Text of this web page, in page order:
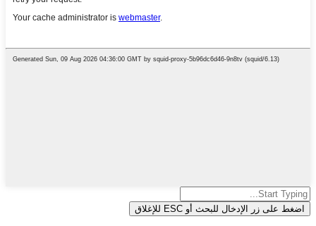
اضغط على زر الإدخال للبحث أو ESC للإغلاق